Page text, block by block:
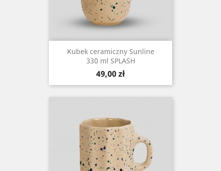
Kubek ceramiczny Sunline
330 ml SPLASH
Cena
49,00 zł